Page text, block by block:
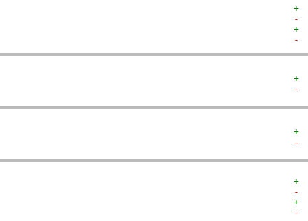
+
-
+
-
+
-
+
-
+
-
+
-